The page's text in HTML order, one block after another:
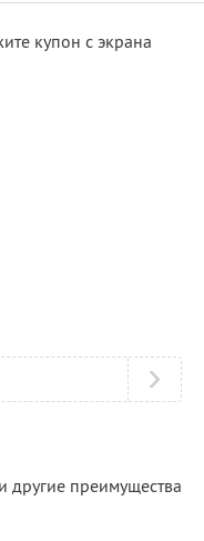
купон с экрана
другие преимущества